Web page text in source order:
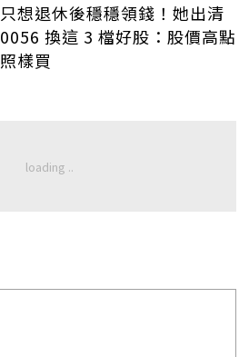
只想退休後穩穩領錢！她出清
0056 換這 3 檔好股：股價高點
照樣買